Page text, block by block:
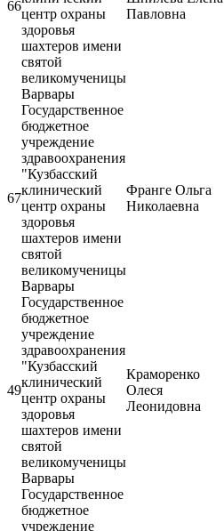
66
центр охраны
здоровья
шахтеров имени
святой
великомученицы
Варвары
Павловна
67
Государственное
бюджетное
учреждение
здравоохранения
"Кузбасский
клинический
центр охраны
здоровья
шахтеров имени
святой
великомученицы
Варвары
Франге Ольга
Николаевна
49
Государственное
бюджетное
учреждение
здравоохранения
"Кузбасский
клинический
центр охраны
здоровья
шахтеров имени
святой
великомученицы
Варвары
Краморенко
Олеся
Леонидовна
Государственное
бюджетное
учреждение